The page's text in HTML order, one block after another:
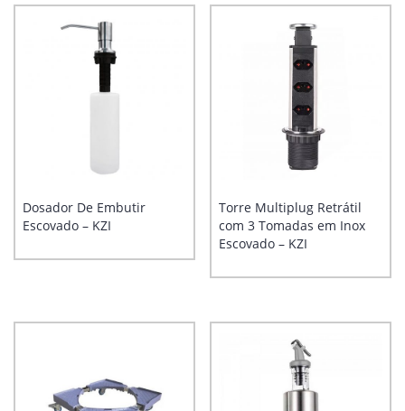
Dosador De Embutir
Escovado – KZI
Torre Multiplug Retrátil
com 3 Tomadas em Inox
Escovado – KZI